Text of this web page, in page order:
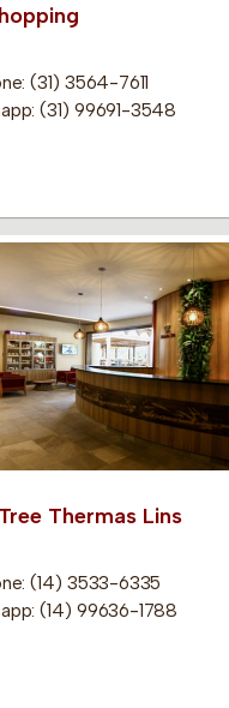
(31) 3564-7611
(31) 99691-3548
Thermas Lins
(14) 3533-6335
(14) 99636-1788